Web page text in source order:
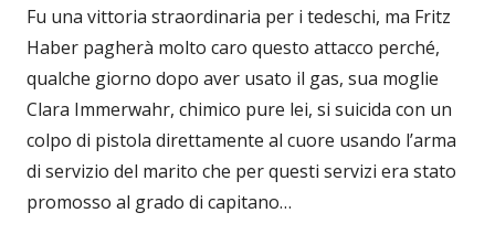
Fu una vittoria straordinaria per i tedeschi, ma Fritz
Haber pagherà molto caro questo attacco perché,
qualche giorno dopo aver usato il gas, sua moglie
Clara Immerwahr, chimico pure lei, si suicida con un
colpo di pistola direttamente al cuore usando l’arma
di servizio del marito che per questi servizi era stato
promosso al grado di capitano…